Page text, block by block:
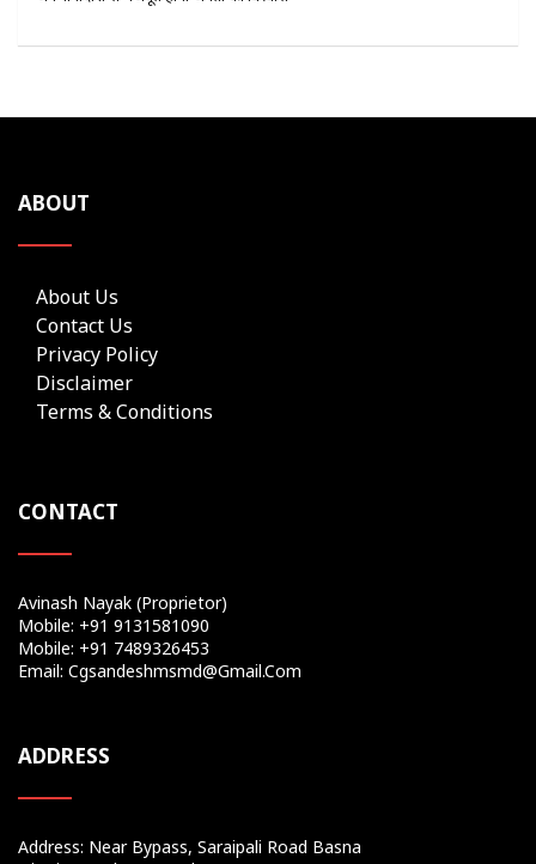
ABOUT
About Us
Contact Us
Privacy Policy
Disclaimer
Terms & Conditions
CONTACT
Avinash Nayak (Proprietor)
Mobile: +91 9131581090
Mobile: +91 7489326453
Email: Cgsandeshmsmd@gmail.com
ADDRESS
Address: Near Bypass, Saraipali Road Basna